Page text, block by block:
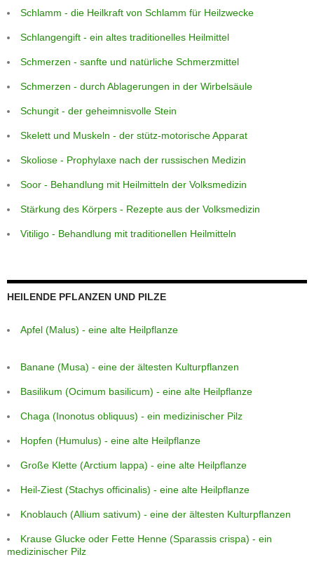
Schlamm - die Heilkraft von Schlamm für Heilzwecke
Schlangengift - ein altes traditionelles Heilmittel
Schmerzen - sanfte und natürliche Schmerzmittel
Schmerzen - durch Ablagerungen in der Wirbelsäule
Schungit - der geheimnisvolle Stein
Skelett und Muskeln - der stütz-motorische Apparat
Skoliose - Prophylaxe nach der russischen Medizin
Soor - Behandlung mit Heilmitteln der Volksmedizin
Stärkung des Körpers - Rezepte aus der Volksmedizin
Vitiligo - Behandlung mit traditionellen Heilmitteln
HEILENDE PFLANZEN UND PILZE
Apfel (Malus) - eine alte Heilpflanze
Banane (Musa) - eine der ältesten Kulturpflanzen
Basilikum (Ocimum basilicum) - eine alte Heilpflanze
Chaga (Inonotus obliquus) - ein medizinischer Pilz
Hopfen (Humulus) - eine alte Heilpflanze
Große Klette (Arctium lappa) - eine alte Heilpflanze
Heil-Ziest (Stachys officinalis) - eine alte Heilpflanze
Knoblauch (Allium sativum) - eine der ältesten Kulturpflanzen
Krause Glucke oder Fette Henne (Sparassis crispa) - ein
medizinischer Pilz